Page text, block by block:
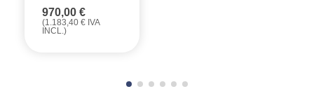
970,00 €
(1.183,40 € IVA
INCL.)